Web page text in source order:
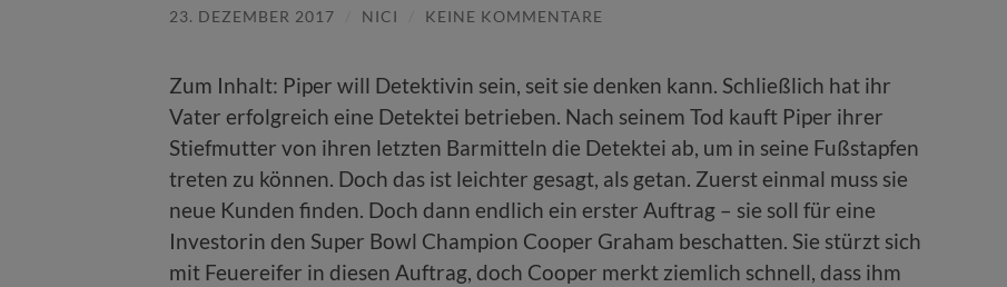
23. DEZEMBER 2017 NICI KEINE KOMMENTARE
Zum Inhalt: Piper will Detektivin sein, seit sie denken kann. Schließlich hat ihr
Vater erfolgreich eine Detektei betrieben. Nach seinem Tod kauft Piper ihrer
Stiefmutter von ihren letzten Barmitteln die Detektei ab, um in seine Fußstapfen
treten zu können. Doch das ist leichter gesagt, als getan. Zuerst einmal muss sie
neue Kunden finden. Doch dann endlich ein erster Auftrag – sie soll für eine
Investorin den Super Bowl Champion Cooper Graham beschatten. Sie stürzt sich
mit Feuereifer in diesen Auftrag, doch Cooper merkt ziemlich schnell, dass ihm